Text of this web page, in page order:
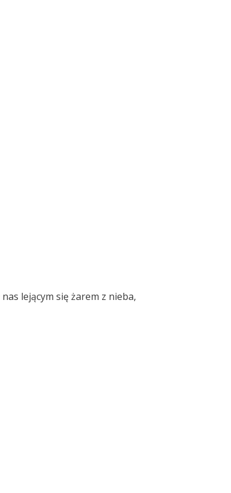
lejącym się żarem z nieba,